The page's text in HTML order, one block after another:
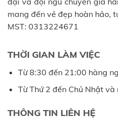
mang đến vẻ đẹp hoàn hảo,
MST: 0313224671
THỜI GIAN LÀM VIỆC
Từ 8:30 đến 21:00 hàng
Từ Thứ 2 đến Chủ Nhật và
THÔNG TIN LIÊN HỆ